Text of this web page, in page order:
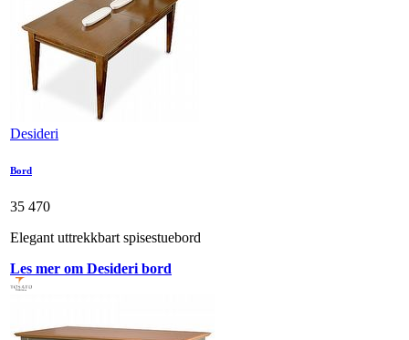
Desideri
Bord
35 470
Elegant uttrekkbart spisestuebord
Les mer om Desideri bord